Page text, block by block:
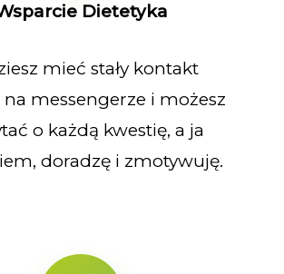
Dietetyka
mieć stały kontakt
messengerze i możesz
o każdą kwestię, a ja
doradzę i zmotywuję.